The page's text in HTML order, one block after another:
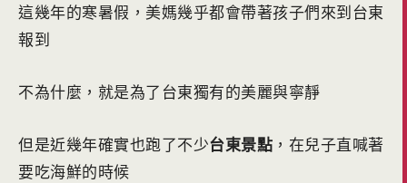
這幾年的寒暑假，美媽幾乎都會帶著孩子們來到台東
報到
不為什麼，就是為了台東獨有的美麗與寧靜
但是近幾年確實也跑了不少台東景點 ，在兒子直喊著
要吃海鮮的時候